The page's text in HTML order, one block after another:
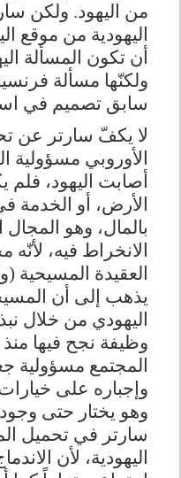
من اليهود. ولكن
اليهودية من موقع
أن تكون المسألة
ولكنّها مسألة
سابق تصميم في
لا يكفّ سارتر عن
الأوروبي مسؤولية
أصابت اليهود، فلم
الأرض، أو الخدمة
بالمال، وهو
الانخراط فيه،
العقيدة المسيحية
يذهب إلى أن
اليهودي من خلال
وظيفة نجح فيها
المجتمع مسؤولية
وإجباره على
وهو يختار حتى
سارتر في تحميل
اليهودية، لأن